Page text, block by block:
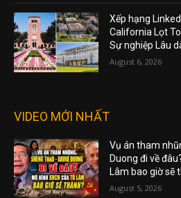
Xếp hạng
California Lọt
Sự nghiệp Lâu
August 6, 2026
VIDEO MỚI NHẤT
Vụ án tham
Duong đi về
Lâm bao giờ sẽ
August 5, 2026